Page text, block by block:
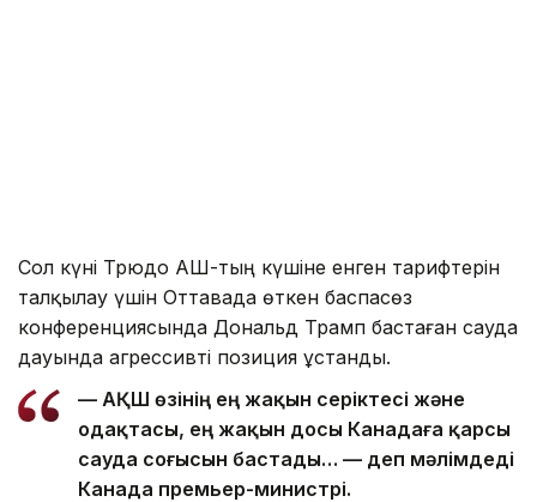
Сол күні Трюдо АҚШ-тың күшіне енген тарифтерін
талқылау үшін Оттавада өткен баспасөз
конференциясында Дональд Трамп бастаған сауда
дауында агрессивті позиция ұстанды.
— АҚШ өзінің ең жақын серіктесі және
одақтасы, ең жақын досы Канадаға қарсы
сауда соғысын бастады… — деп мәлімдеді
Канада премьер-министрі.